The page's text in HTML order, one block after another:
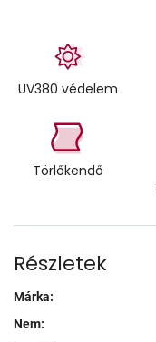
UV380 védelem
Törlőkendő
Részletek
Márka:
Nem: